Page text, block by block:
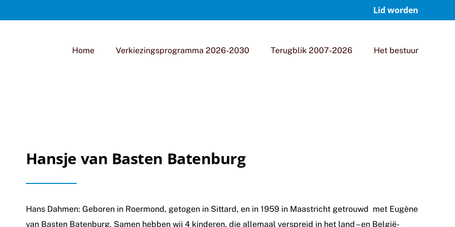
Lid worden
Home Verkiezingsprogramma 2026-2030 Terugblik 2007-2026 Het bestuur
Hansje van Basten Batenburg
Hans Dahmen: Geboren in Roermond, getogen in Sittard, en in 1959 in Maastricht getrouwd met Eugène
van Basten Batenburg. Samen hebben wij 4 kinderen, die allemaal verspreid in het land – en België-